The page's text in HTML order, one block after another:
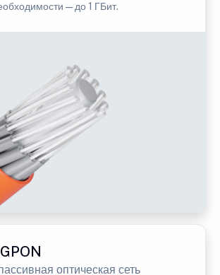
— до 1 ГБит.
оптическая сеть